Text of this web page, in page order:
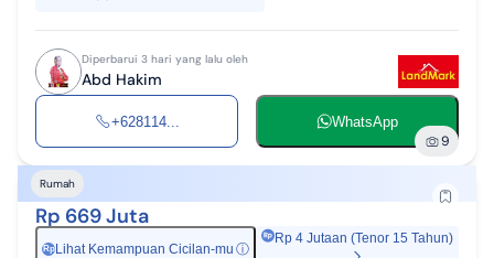
Diperbarui 3 hari yang lalu oleh
Abd Hakim
+628114... WhatsApp
9
Rumah
Rp 669 Juta
Rp Lihat Kemampuan Cicilan-mu ⓘ
Rp 4 Jutaan (Tenor 15 Tahun)